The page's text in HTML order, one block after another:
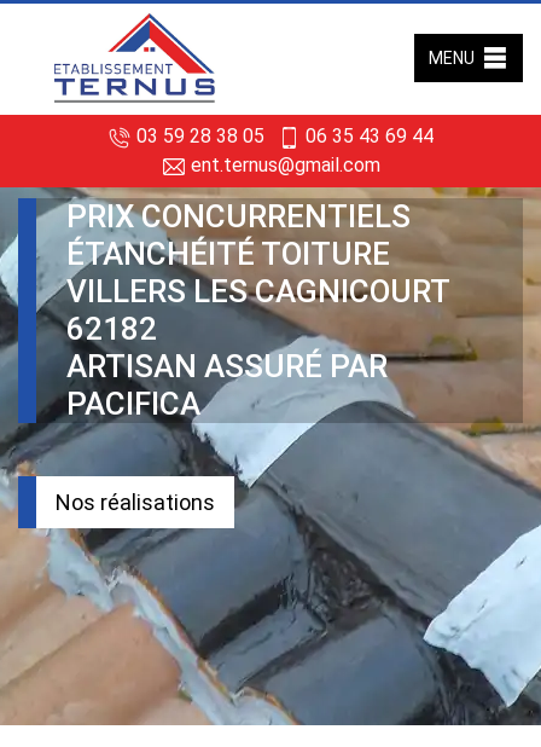
03 59 28 38 05
06 35 43 69 44
ent.ternus@gmail.com
MENU
PRIX CONCURRENTIELS
ÉTANCHÉITÉ TOITURE
VILLERS LES CAGNICOURT
62182
ARTISAN ASSURÉ PAR
PACIFICA
Nos réalisations